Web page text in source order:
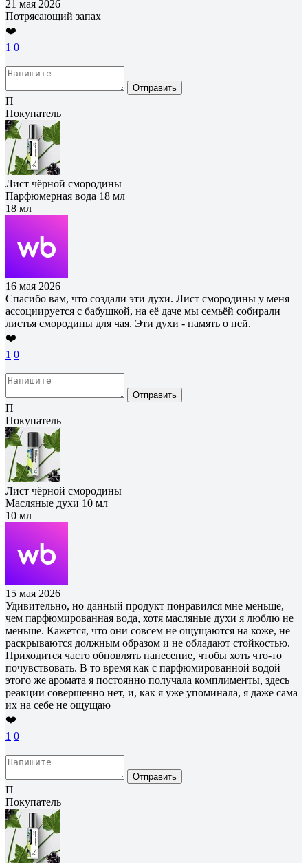
21 мая 2026
Потрясающий запах
❤️
1 0
Отправить
П
Покупатель
Лист чёрной смородины
Парфюмерная вода 18 мл
18 мл
16 мая 2026
Спасибо вам, что создали эти духи. Лист смородины у меня
ассоциируется с бабушкой, на её даче мы семьёй собирали
листья смородины для чая. Эти духи - память о ней.
❤️
1 0
Отправить
П
Покупатель
Лист чёрной смородины
Масляные духи 10 мл
10 мл
15 мая 2026
Удивительно, но данный продукт понравился мне меньше,
чем парфюмированная вода, хотя масляные духи я люблю не
меньше. Кажется, что они совсем не ощущаются на коже, не
раскрываются должным образом и не обладают стойкостью.
Приходится часто обновлять нанесение, чтобы хоть что-то
почувствовать. В то время как с парфюмированной водой
этого же аромата я постоянно получала комплименты, здесь
реакции совершенно нет, и, как я уже упоминала, я даже сама
их на себе не ощущаю
❤️
1 0
Отправить
П
Покупатель